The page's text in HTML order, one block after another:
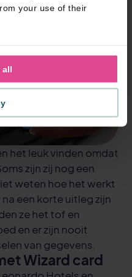
your use of their
all
het leuk vinden omdat
zijn zij nog een
weten hoe het werkt
een korte uitleg zijn
ze het tof en
en er zijn nooit
van gegevens.
Wizard card